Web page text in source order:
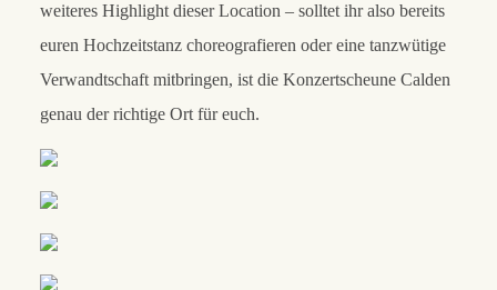
weiteres Highlight dieser Location – solltet ihr also bereits
euren Hochzeitstanz choreografieren oder eine tanzwütige
Verwandtschaft mitbringen, ist die Konzertscheune Calden
genau der richtige Ort für euch.